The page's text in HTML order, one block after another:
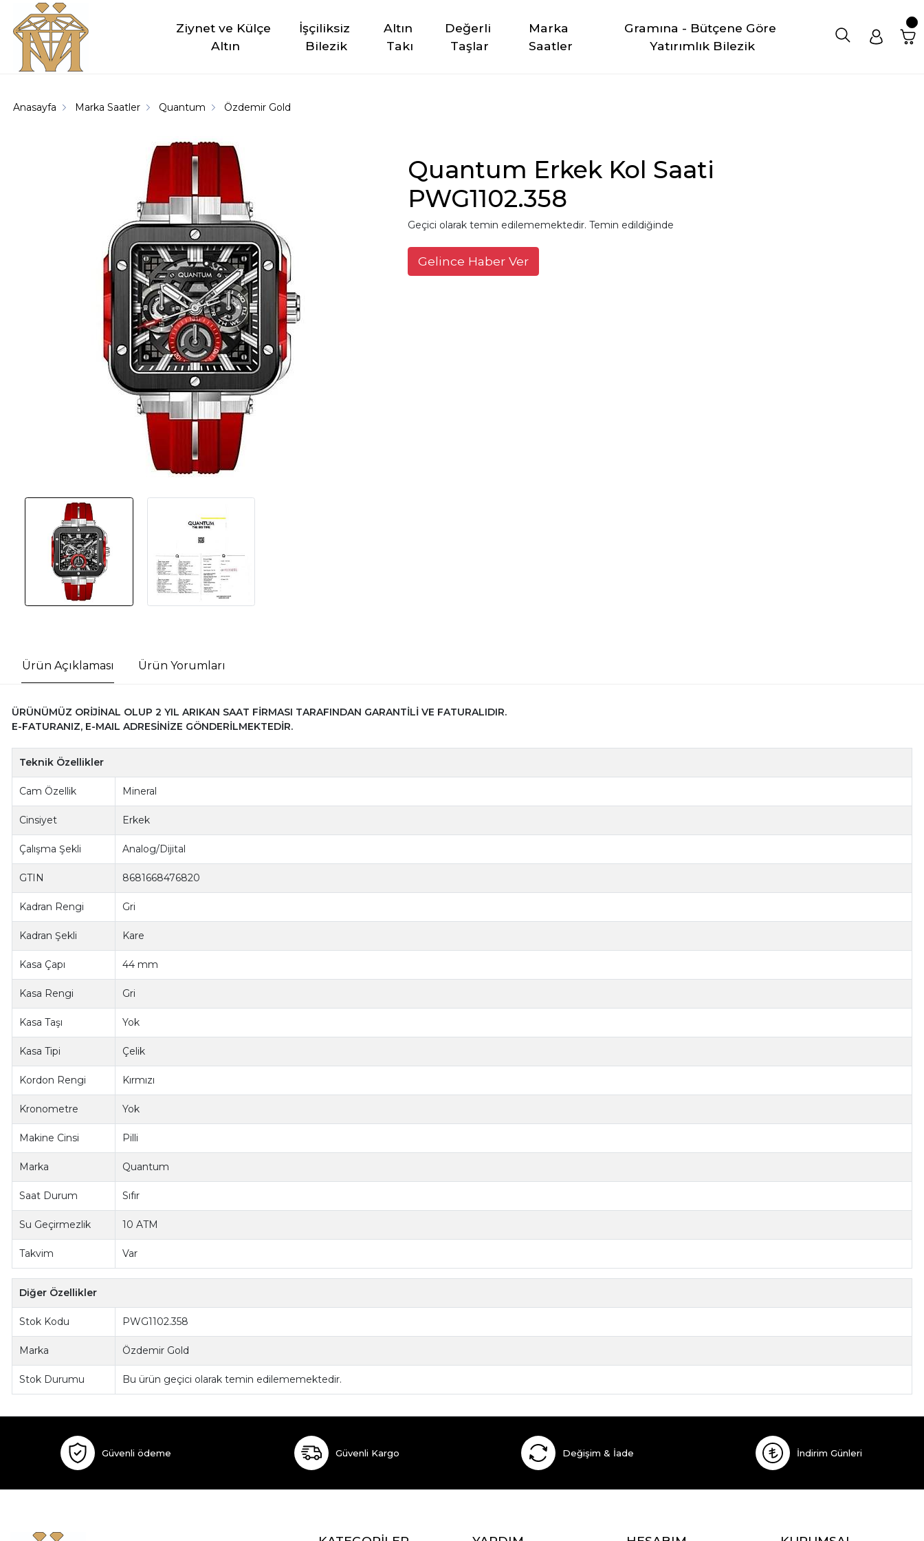
Ziynet ve Külçe
Altın
İşçiliksiz
Bilezik
Altın
Takı
Değerli
Taşlar
Marka
Saatler
Gramına - Bütçene Göre
Yatırımlık Bilezik
Anasayfa Marka Saatler Quantum Özdemir Gold
Quantum Erkek Kol Saati
PWG1102.358
Geçici olarak temin edilememektedir. Temin edildiğinde
Gelince Haber Ver
Ürün Açıklaması Ürün Yorumları
ÜRÜNÜMÜZ ORİJİNAL OLUP 2 YIL ARIKAN SAAT FİRMASI TARAFINDAN GARANTİLİ VE FATURALIDIR.
E-FATURANIZ, E-MAIL ADRESİNİZE GÖNDERİLMEKTEDİR.
Teknik Özellikler
Cam Özellik Mineral
Cinsiyet Erkek
Çalışma Şekli Analog/Dijital
GTIN 8681668476820
Kadran Rengi Gri
Kadran Şekli Kare
Kasa Çapı 44 mm
Kasa Rengi Gri
Kasa Taşı Yok
Kasa Tipi Çelik
Kordon Rengi Kırmızı
Kronometre Yok
Makine Cinsi Pilli
Marka Quantum
Saat Durum Sıfır
Su Geçirmezlik 10 ATM
Takvim Var
Diğer Özellikler
Stok Kodu PWG1102.358
Marka Özdemir Gold
Stok Durumu Bu ürün geçici olarak temin edilememektedir.
Güvenli ödeme Güvenli Kargo Değişim & İade İndirim Günleri